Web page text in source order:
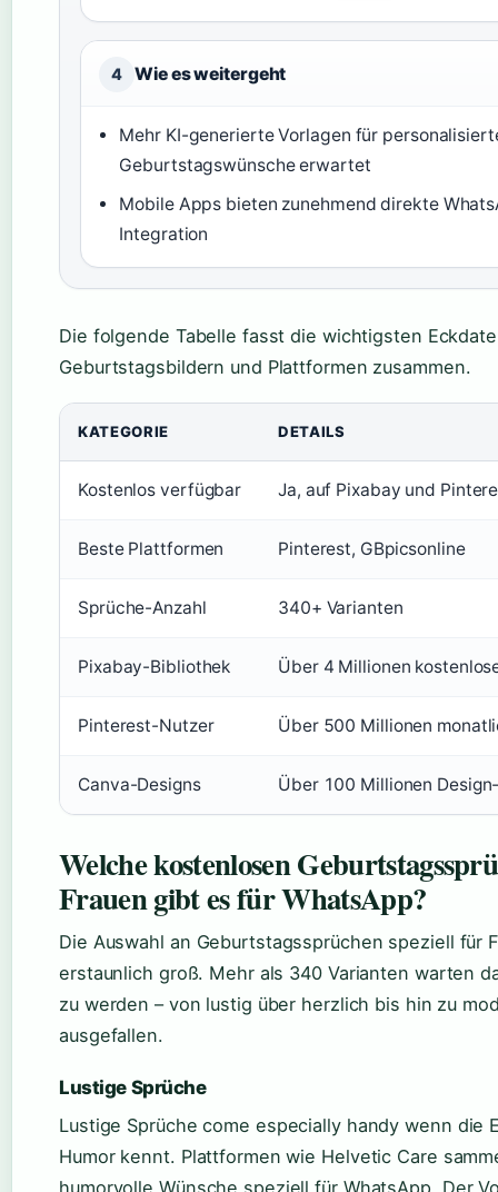
4 Wie es weitergeht
Mehr KI-generierte Vorlagen für
Geburtstagswünsche erwartet
Mobile Apps bieten zunehmend direkte
Integration
Die folgende Tabelle fasst die wichtigsten
Geburtstagsbildern und Plattformen zusammen.
KATEGORIE DETAILS
Kostenlos verfügbar Ja, auf Pixabay und
Beste Plattformen Pinterest, GBpicsonline
Sprüche-Anzahl 340+ Varianten
Pixabay-Bibliothek Über 4 Millionen
Pinterest-Nutzer Über 500 Millionen
Canva-Designs Über 100 Millionen
Welche kostenlosen
Frauen gibt es für WhatsApp?
Die Auswahl an Geburtstagssprüchen speziell für
erstaunlich groß. Mehr als 340 Varianten warten
zu werden – von lustig über herzlich bis hin zu
ausgefallen.
Lustige Sprüche
Lustige Sprüche come especially handy wenn die
Humor kennt. Plattformen wie Helvetic Care
humorvolle Wünsche speziell für WhatsApp. Der